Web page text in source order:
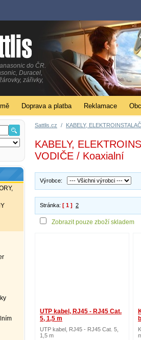
do ČR.
Duracel,
zářivky,
Doprava a platba Reklamace
Sattlis.cz / KABELY,
KABELY,
VODIČE / Koaxialní
Výrobce:
Stránka: [ 1 ] 2
Zobrazit pouze zboží skladem
UTP kabel, RJ45 - RJ45 Cat.
5, 1,5 m
UTP kabel, RJ45 - RJ45 Cat. 5,
1,5 m